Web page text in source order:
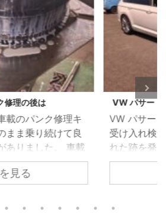
（B8）ウォーターポンプ漏れ
（B8） 車検のご依頼で
を行った際、冷却水が漏
しました。 冷却水が漏
を繰り返したような状態
いぶん前から漏れは始ま
かなりひどい状態でし
続きを見る
BMW
BMW
灯が
いた
が無